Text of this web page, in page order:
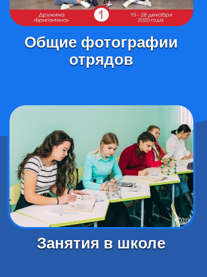
Общие фотографии
отрядов
Занятия в школе